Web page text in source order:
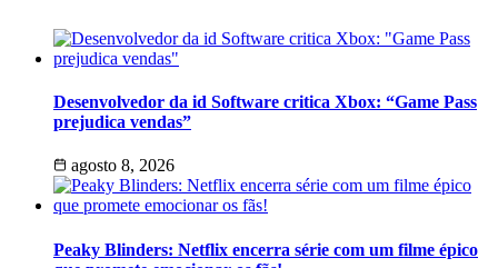
Desenvolvedor da id Software critica Xbox: “Game Pass
prejudica vendas”
agosto 8, 2026
Peaky Blinders: Netflix encerra série com um filme épico